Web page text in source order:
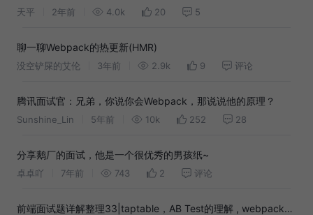
天平 2年前 4.0k 20 5
聊一聊Webpack的热更新(HMR)
没空铲屎的艾伦 3年前 2.9k 9 评论
腾讯面试官：兄弟，你说你会Webpack，那说说他的原理？
Sunshine_Lin 5年前 10k 252 28
分享鹅厂的面试，他是一个很优秀的男孩纸~
卓卓吖 7年前 743 2 评论
前端面试题详解整理33|taptable，AB Test的理解 , webpack流